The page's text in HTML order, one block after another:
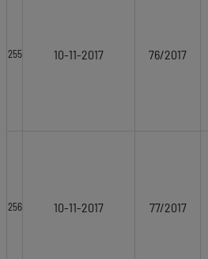
255 10-11-2017 76/2017
256 10-11-2017 77/2017